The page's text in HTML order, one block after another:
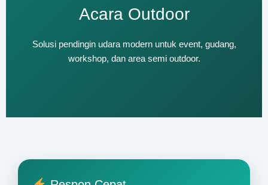
Acara Outdoor
Solusi pendingin udara modern untuk event, gudang,
workshop, dan area semi outdoor.